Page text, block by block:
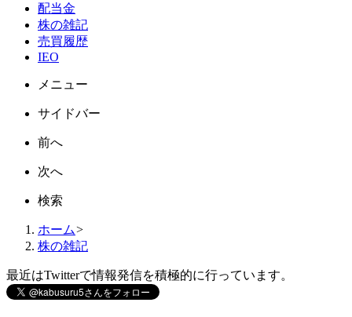
配当金
株の雑記
売買履歴
IEO
メニュー
サイドバー
前へ
次へ
検索
ホーム>
株の雑記
最近はTwitterで情報発信を積極的に行っています。